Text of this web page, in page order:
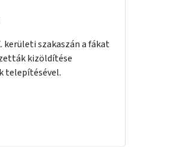
kerületi szakaszán a fákat
kizöldítése
telepítésével.